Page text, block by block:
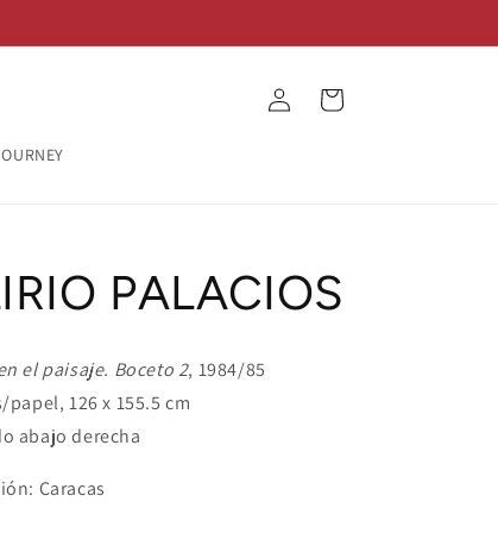
Log
in
Cart
PALACIOS
el paisaje. Boceto 2, 1984/85
papel, 126 x 155.5 cm
abajo derecha
Caracas